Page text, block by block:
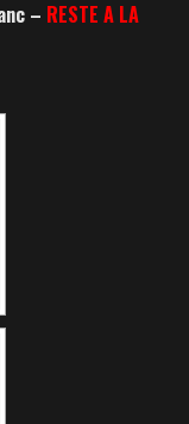
– RESTE A LA